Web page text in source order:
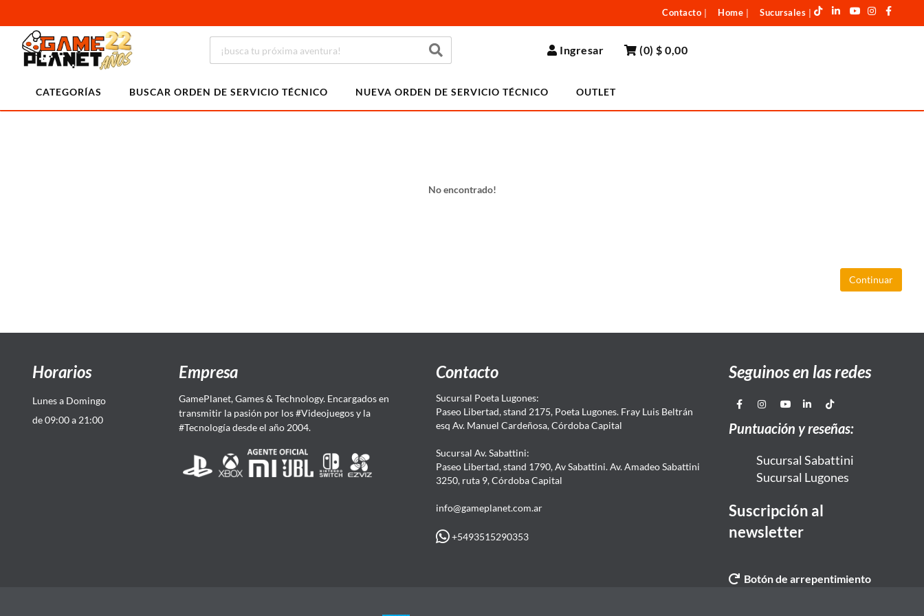
Contacto Home Sucursales
Ingresar (0)$ 0,00
CATEGORÍAS BUSCAR ORDEN DE SERVICIO TÉCNICO NUEVA ORDEN DE SERVICIO TÉCNICO OUTLET
No encontrado!
Continuar
Horarios
Lunes a Domingo
de 09:00 a 21:00
Empresa
GamePlanet, Games & Technology. Encargados en
transmitir la pasión por los #Videojuegos y la
#Tecnología desde el año 2004.
Contacto
Sucursal Poeta Lugones:
Paseo Libertad, stand 2175, Poeta Lugones. Fray Luis Beltrán
esq Av. Manuel Cardeñosa, Córdoba Capital
Sucursal Av. Sabattini:
Paseo Libertad, stand 1790, Av Sabattini. Av. Amadeo Sabattini
3250, ruta 9, Córdoba Capital
info@gameplanet.com.ar
+5493515290353
Seguinos en las redes
Puntuación y reseñas:
Sucursal Sabattini
Sucursal Lugones
Suscripción al
newsletter
Botón de arrepentimiento